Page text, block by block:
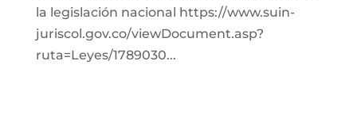
la legislación nacional https://www.suin-
juriscol.gov.co/viewDocument.asp?
ruta=Leyes/1789030...